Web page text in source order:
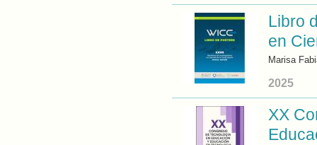
Libro
en
Marisa
2025
XX